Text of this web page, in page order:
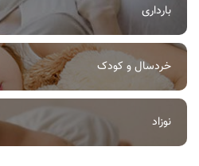
بارداری
خردسال و کودک
نوزاد